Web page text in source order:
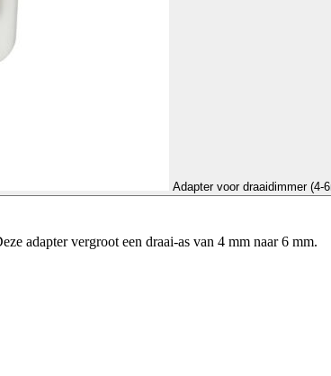
Adapter voor draaidimmer (4-
adapter vergroot een draai-as van 4 mm naar 6 mm.